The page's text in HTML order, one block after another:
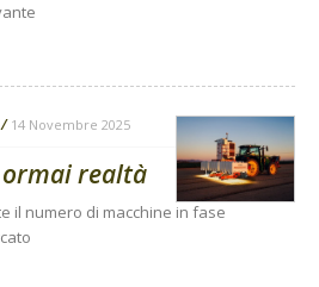
14 Novembre 2025
realtà
il numero di macchine in fase